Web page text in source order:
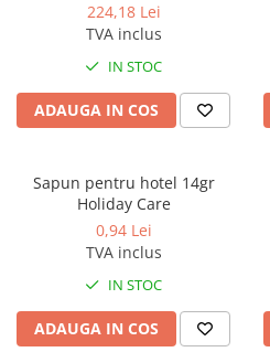
224,18 Lei
TVA inclus
IN STOC
ADAUGA IN COS
Sapun pentru hotel 14gr
Holiday Care
0,94 Lei
TVA inclus
IN STOC
ADAUGA IN COS